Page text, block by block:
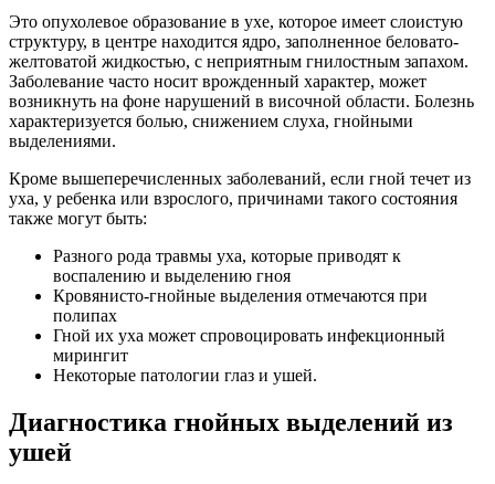
Это опухолевое образование в ухе, которое имеет слоистую
структуру, в центре находится ядро, заполненное беловато-
желтоватой жидкостью, с неприятным гнилостным запахом.
Заболевание часто носит врожденный характер, может
возникнуть на фоне нарушений в височной области. Болезнь
характеризуется болью, снижением слуха, гнойными
выделениями.
Кроме вышеперечисленных заболеваний, если гной течет из
уха, у ребенка или взрослого, причинами такого состояния
также могут быть:
Разного рода травмы уха, которые приводят к
воспалению и выделению гноя
Кровянисто-гнойные выделения отмечаются при
полипах
Гной их уха может спровоцировать инфекционный
мирингит
Некоторые патологии глаз и ушей.
Диагностика гнойных выделений из
ушей